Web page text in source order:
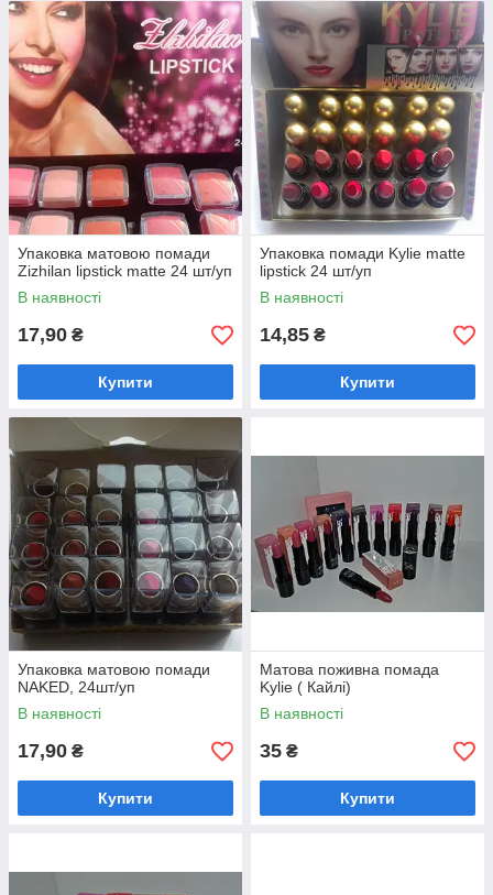
Туш для вій maxfactor xperience volumising
mascara
Туш для вій maxfactor xperience volumising
mascara – Якісний продукт, що гарантує
ефект довгих пухнастих і красивих вій!
Тональний крем mac mineralize moisture
foundation spf15 30 мл
Тональний крем mac mineralize moisture
foundation spf15 30 мл – Тональний крем,
дає легке, невагоме покриття шкіри без
ефекту маски
Більше косметики в нашому
каталозі!
Упаковка матовою помади
Zizhilan lipstick matte 24 шт/уп
В наявності
17,90 ₴
Купити
Упаковка помади Kylie matte
lipstick 24 шт/уп
В наявності
14,85 ₴
Купити
Упаковка матовою помади
NAKED, 24шт/уп
В наявності
17,90 ₴
Купити
Матова поживна помада
Kylie ( Кайлі)
В наявності
35 ₴
Купити